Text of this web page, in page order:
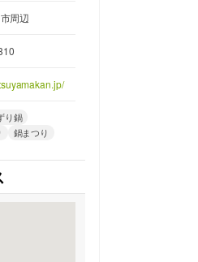
周辺
り鍋
鍋まつり